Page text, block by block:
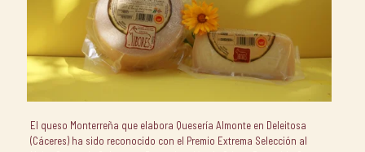
El queso Monterreña que elabora Quesería Almonte en Deleitosa
(Cáceres) ha sido reconocido con el Premio Extrema Selección al